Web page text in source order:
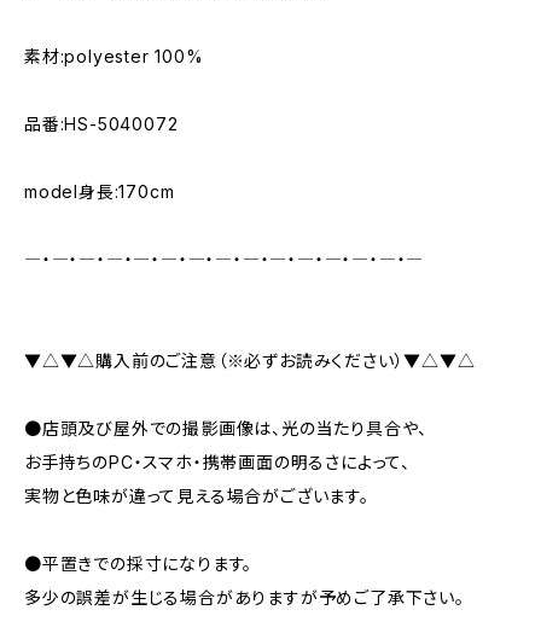
素材:polyester 100%
品番:HS-5040072
model身長:170cm
―・―・―・―・―・―・―・―・―・―・―・―・―・―・―
▼△▼△購入前のご注意（※必ずお読みください）▼△▼△
●店頭及び屋外での撮影画像は、光の当たり具合や、
お手持ちのPC・スマホ・携帯画面の明るさによって、
実物と色味が違って見える場合がございます。
●平置きでの採寸になります。
多少の誤差が生じる場合がありますが予めご了承下さい。